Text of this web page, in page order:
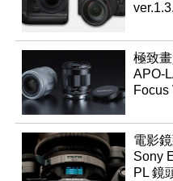
極致
APO-
Focus
電影
Sony
PL 鏡